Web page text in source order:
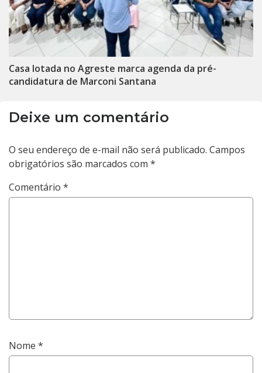
Casa lotada no Agreste marca agenda da pré-
candidatura de Marconi Santana
Deixe um comentário
O seu endereço de e-mail não será publicado. Campos
obrigatórios são marcados com *
Comentário *
Nome *